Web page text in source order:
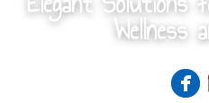
Wellness